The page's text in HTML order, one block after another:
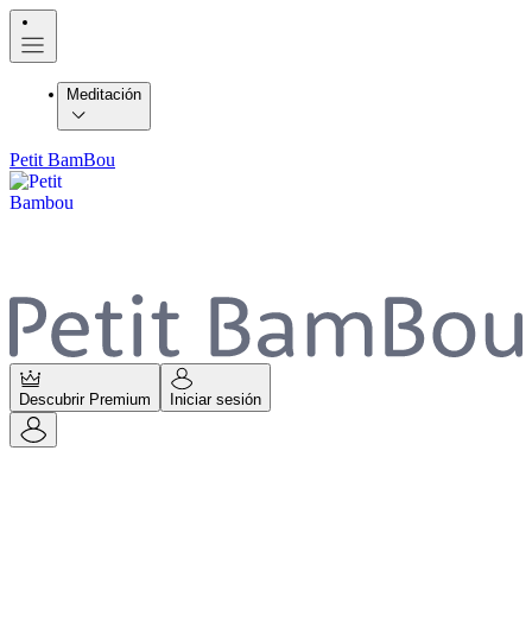
Meditación
Petit BamBou
Descubrir Premium Iniciar sesión